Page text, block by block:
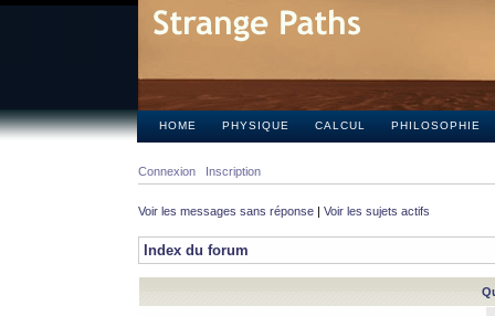
HOME PHYSIQUE CALCUL PHILOSOPHIE
Connexion Inscription
Voir les messages sans réponse | Voir les sujets actifs
Index du forum